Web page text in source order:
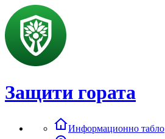
Защити гората
Информационно табло